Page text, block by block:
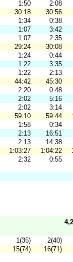
1:50
2:08
30:18
30:56
1:34
0:38
1:07
3:42
1:07
2:35
29:24
30:08
1:24
0:44
1:22
3:35
1:22
2:13
44:42
45:30
2:20
0:48
2:02
5:16
2:02
3:14
59:10
59:44
1:58
0:34
2:13
16:51
2:13
14:38
1:03:27
1:04:22
2:32
0:55
1(35)
2(40)
15(74)
16(71)